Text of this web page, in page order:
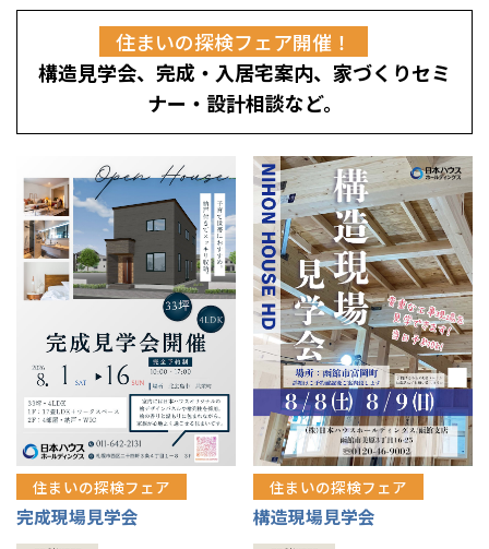
高断熱・高気密の家
エネルギー自給自足
感謝訪問・長期保証
直営工事
1メーターモジュール
冷暖房標準装備
24時間対応コールセンター
デザイン賞各種受賞
セントラルヒーティング
1000年を超えて生きる檜
知られざる檜の効果・作用
理想の木材「檜」
グレートステージ
平屋の家
外観・インテリア集
暮らし方提案
住まいのコラム
住まいのお手入れ集
リフォーム トップ
選ばれる理由
リフォームの流れ
介護保険利用で快適リフォーム
賃貸併用住宅のメリット
安心のサポートシステム
展示場案内
分譲住宅・土地
分譲マンション
分譲マンション トップ
ワザックとは
高い信頼性
安心の管理体制
ギャラリー
会社情報
会社情報 トップ
ニュースリリース
代表ごあいさつ
お問い合わせ
会員サイト
住まいの探検フェア開催！
構造見学会、完成・入居宅案内、家づくりセミ
ナー・設計相談など。
住まいの探検フェア
完成現場見学会
住まいの探検フェア
構造現場見学会